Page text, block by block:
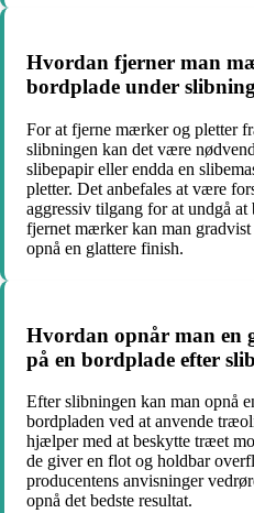
Hvordan fjerner man
bordplade under
For at fjerne mærker og pletter
slibningen kan det være
slibepapir eller endda en
pletter. Det anbefales at være
aggressiv tilgang for at undgå
fjernet mærker kan man
opnå en glattere finish.
Hvordan opnår man en
på en bordplade efter
Efter slibningen kan man opnå
bordpladen ved at anvende
hjælper med at beskytte træet
de giver en flot og holdbar
producentens anvisninger
opnå det bedste resultat.